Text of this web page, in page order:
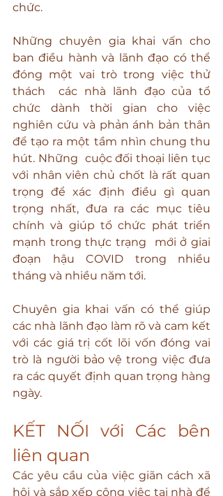
chức.
Những chuyên gia khai vấn cho
ban điều hành và lãnh đạo có thể
đóng một vai trò trong việc thử
thách  các nhà lãnh đạo của tổ
chức dành thời gian cho việc
nghiên cứu và phản ánh bản thân
để tạo ra một tầm nhìn chung thu
hút. Những  cuộc đối thoại liên tục
với nhân viên chủ chốt là rất quan
trọng để xác định điều gì quan
trọng nhất, đưa ra các mục tiêu
chính và giúp tổ chức phát triển
mạnh trong thực trạng  mới ở giai
đoạn hậu COVID trong nhiều
tháng và nhiều năm tới.
Chuyên gia khai vấn có thể giúp
các nhà lãnh đạo làm rõ và cam kết
với các giá trị cốt lõi vốn đóng vai
trò là người bảo vệ trong việc đưa
ra các quyết định quan trọng hàng
ngày.
KẾT NỐI với Các bên
liên quan
Các yêu cầu của việc giãn cách xã
hội và sắp xếp công việc tại nhà để